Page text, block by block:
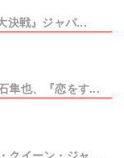
決戦』ジャパ...
隼也、『恋をす...